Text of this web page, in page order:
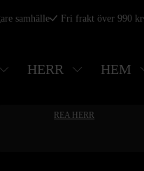
samhälle Fri frakt över 990 kr
HERR HEM
REA HERR